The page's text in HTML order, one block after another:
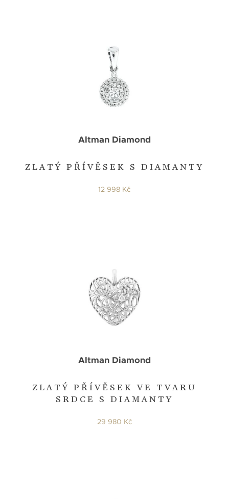
ZLATÝ PŘÍVĚSEK S DIAMANTY
Altman Diamond
12 998 Kč
ZLATÝ PŘÍVĚSEK VE TVARU
SRDCE S DIAMANTY
Altman Diamond
29 980 Kč